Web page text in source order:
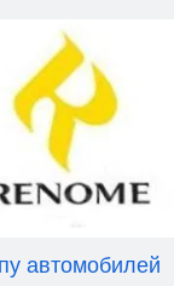
автомобилей